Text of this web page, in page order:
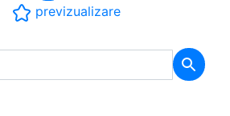
previzualizare